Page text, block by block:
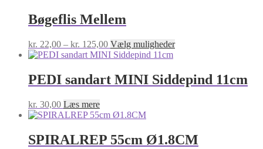
Bøgeflis Mellem
kr. 22,00 – kr. 125,00Prisinterval:
kr. 22,00
kr. 125,00
Vælg mulighederDette
flere
varianter.
varesiden
PEDI sandart MINI Siddepind 11cm
kr. 30,00 Læs mere
SPIRALREP 55cm Ø1.8CM